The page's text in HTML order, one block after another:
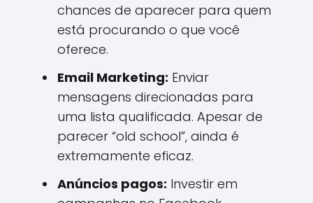
chances de aparecer para quem
está procurando o que você
oferece.
Email Marketing: Enviar
mensagens direcionadas para
uma lista qualificada. Apesar de
parecer “old school”, ainda é
extremamente eficaz.
Anúncios pagos: Investir em